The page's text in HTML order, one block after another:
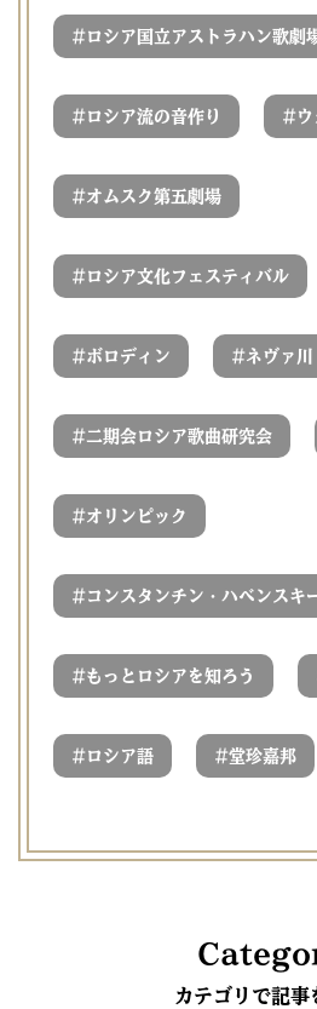
# ロシア国立アストラハン歌劇
# ロシア流の音作り #
#オムスク第五劇場
# ロシア文化フェスティバル
#ボロディン #ネヴァ川
#二期会ロシア歌曲研究会
#オリンピック
# コンスタンチン・ハベンスキ
#もっとロシアを知ろう
# ロシア語 #堂珍嘉邦
カテゴリで記事